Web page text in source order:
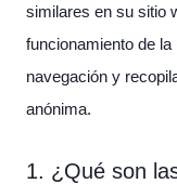
similares en su sitio
funcionamiento de
navegación y
anónima.
1. ¿Qué son